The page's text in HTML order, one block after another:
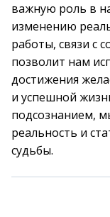
важную роль в
изменению
работы, связи с
позволит нам
достижения
и успешной
подсознанием,
реальность и
судьбы.